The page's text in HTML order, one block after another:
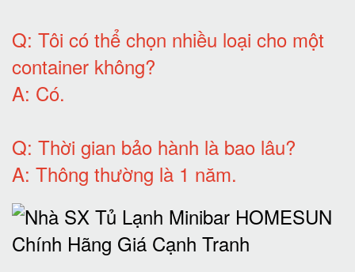
Q: Tôi có thể chọn nhiều loại cho một
container không?
A: Có.
Q: Thời gian bảo hành là bao lâu?
A: Thông thường là 1 năm.